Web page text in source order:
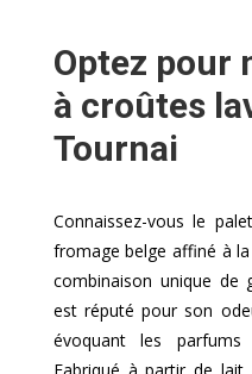
Optez pour
à croûtes
Tournai
Connaissez-vous le
fromage belge affiné à
combinaison unique de
est réputé pour son
évoquant les parfums